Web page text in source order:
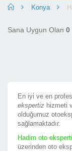
Konya
Sana Uygun Olan 0
En iyi ve en
ekspertiz hizmeti
olduğumuz
sağlamaktadır.
Hadim oto
üzerinden oto